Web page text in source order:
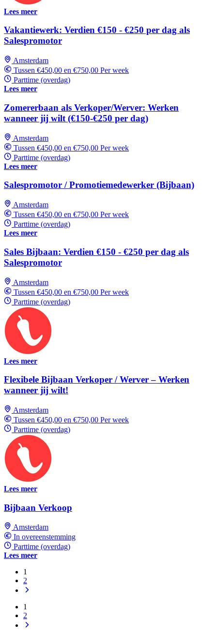
Lees meer
Vakantiewerk: Verdien €150 - €250 per dag als
Salespromotor
Amsterdam
Tussen €450,00 en €750,00 Per week
Parttime (overdag)
Lees meer
Zomererbaan als Verkoper/Werver: Werken
wanneer jij wilt (€150-€250 per dag)
Amsterdam
Tussen €450,00 en €750,00 Per week
Parttime (overdag)
Lees meer
Salespromotor / Promotiemedewerker (Bijbaan)
Amsterdam
Tussen €450,00 en €750,00 Per week
Parttime (overdag)
Lees meer
Sales Bijbaan: Verdien €150 - €250 per dag als
Salespromotor
Amsterdam
Tussen €450,00 en €750,00 Per week
Parttime (overdag)
Lees meer
Flexibele Bijbaan Verkoper / Werver – Werken
wanneer jij wilt!
Amsterdam
Tussen €450,00 en €750,00 Per week
Parttime (overdag)
Lees meer
Bijbaan Verkoop
Amsterdam
In overeenstemming
Parttime (overdag)
Lees meer
1
2
1
2